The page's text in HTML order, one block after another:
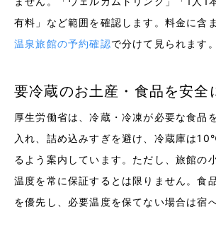
有料」など範囲を確認します。料金に含
温泉旅館の予約確認で分けて見られます。
要冷蔵のお土産・食品を安全
厚生労働省は、冷蔵・冷凍が必要な食品
入れ、詰め込みすぎを避け、冷蔵庫は
るよう案内しています。ただし、旅館の
温度を常に保証するとは限りません。食
を優先し、必要温度を保てない場合は宿